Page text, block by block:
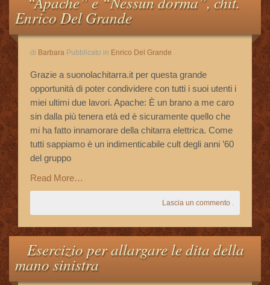
Le Vostre Email
Cookie Policy
Privacy Policy
Enrico Del Grande
di Barbara Pubblicato in Enrico Del Grande .
Grazie a suonolachitarra.it per questa grande
opportunità di poter condividere con tutti i suoi utenti i
miei ultimi due lavori. Apache: È un brano a me caro
sin dalla più tenera età ed è sicuramente quello che
mi ha fatto innamorare della chitarra elettrica. Come
tutti sappiamo è un indimenticabile cult degli anni ’60
del gruppo
Read More…
Lascia un commento .
Esercizio per allargare le dita della
mano sinistra